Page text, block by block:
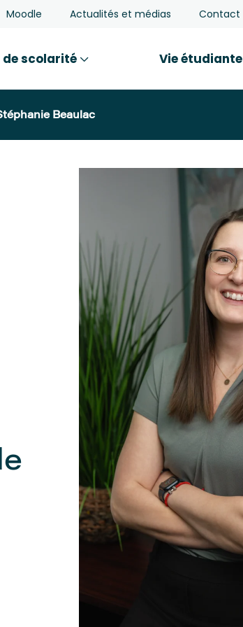
Moodle Actualités et médias Contact
scolarité Vie étudiante
Beaulac